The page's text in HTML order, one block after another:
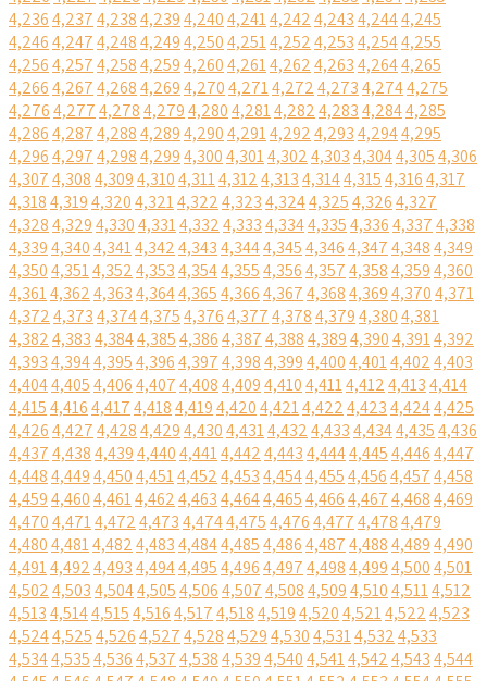
4,2364,2374,2384,2394,2404,2414,2424,2434,2444,245
4,2464,2474,2484,2494,2504,2514,2524,2534,2544,255
4,2564,2574,2584,2594,2604,2614,2624,2634,2644,265
4,2664,2674,2684,2694,2704,2714,2724,2734,2744,275
4,2764,2774,2784,2794,2804,2814,2824,2834,2844,285
4,2864,2874,2884,2894,2904,2914,2924,2934,2944,295
4,2964,2974,2984,2994,3004,3014,3024,3034,3044,3054,306
4,3074,3084,3094,3104,3114,3124,3134,3144,3154,3164,317
4,3184,3194,3204,3214,3224,3234,3244,3254,3264,327
4,3284,3294,3304,3314,3324,3334,3344,3354,3364,3374,338
4,3394,3404,3414,3424,3434,3444,3454,3464,3474,3484,349
4,3504,3514,3524,3534,3544,3554,3564,3574,3584,3594,360
4,3614,3624,3634,3644,3654,3664,3674,3684,3694,3704,371
4,3724,3734,3744,3754,3764,3774,3784,3794,3804,381
4,3824,3834,3844,3854,3864,3874,3884,3894,3904,3914,392
4,3934,3944,3954,3964,3974,3984,3994,4004,4014,4024,403
4,4044,4054,4064,4074,4084,4094,4104,4114,4124,4134,414
4,4154,4164,4174,4184,4194,4204,4214,4224,4234,4244,425
4,4264,4274,4284,4294,4304,4314,4324,4334,4344,4354,436
4,4374,4384,4394,4404,4414,4424,4434,4444,4454,4464,447
4,4484,4494,4504,4514,4524,4534,4544,4554,4564,4574,458
4,4594,4604,4614,4624,4634,4644,4654,4664,4674,4684,469
4,4704,4714,4724,4734,4744,4754,4764,4774,4784,479
4,4804,4814,4824,4834,4844,4854,4864,4874,4884,4894,490
4,4914,4924,4934,4944,4954,4964,4974,4984,4994,5004,501
4,5024,5034,5044,5054,5064,5074,5084,5094,5104,5114,512
4,5134,5144,5154,5164,5174,5184,5194,5204,5214,5224,523
4,5244,5254,5264,5274,5284,5294,5304,5314,5324,533
4,5344,5354,5364,5374,5384,5394,5404,5414,5424,5434,544